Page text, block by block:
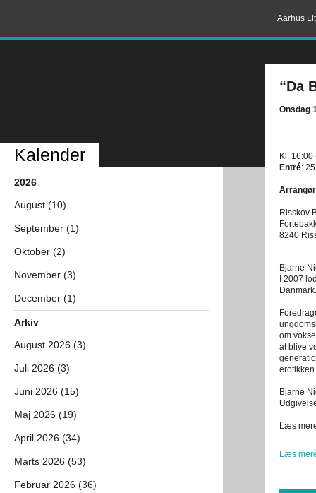
Aarhus
“Da
Onsdag
Kl. 16:00
Entré:
Risskov
8240
Bjarne
I 2007
Danmark.
om
at blive
erotikken.
Bjarne
Læs
Læs
Kalender
2026
August (10)
September (1)
Oktober (2)
November (3)
December (1)
Arkiv
August 2026 (3)
Juli 2026 (3)
Juni 2026 (15)
Maj 2026 (19)
April 2026 (34)
Marts 2026 (53)
Februar 2026 (36)